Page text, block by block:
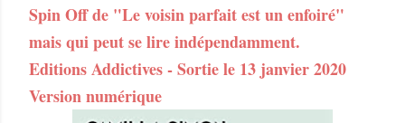
Spin Off de "Le voisin parfait est un enfoiré"
mais qui peut se lire indépendamment.
Editions Addictives - Sortie le 13 janvier 2020
Version numérique